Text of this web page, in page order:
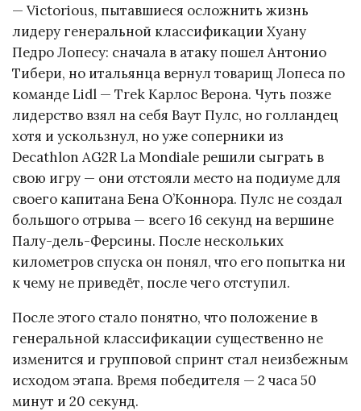
— Victorious, пытавшиеся осложнить жизнь
лидеру генеральной классификации Хуану
Педро Лопесу: сначала в атаку пошел Антонио
Тибери, но итальянца вернул товарищ Лопеса по
команде Lidl — Trek Карлос Верона. Чуть позже
лидерство взял на себя Ваут Пулс, но голландец
хотя и ускользнул, но уже соперники из
Decathlon AG2R La Mondiale решили сыграть в
свою игру — они отстояли место на подиуме для
своего капитана Бена О’Коннора. Пулс не создал
большого отрыва — всего 16 секунд на вершине
Палу-дель-Ферсины. После нескольких
километров спуска он понял, что его попытка ни
к чему не приведёт, после чего отступил.
После этого стало понятно, что положение в
генеральной классификации существенно не
изменится и групповой спринт стал неизбежным
исходом этапа. Время победителя — 2 часа 50
минут и 20 секунд.